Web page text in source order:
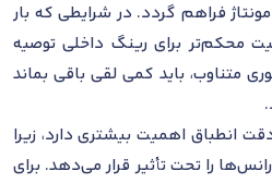
فراهم گردد. در شرایطی که بار
محکم‌تر برای رینگ داخلی توصیه
متناوب، باید کمی لقی باقی بماند
انطباق اهمیت بیشتری دارد، زیرا
را تحت تأثیر قرار می‌دهد. برای